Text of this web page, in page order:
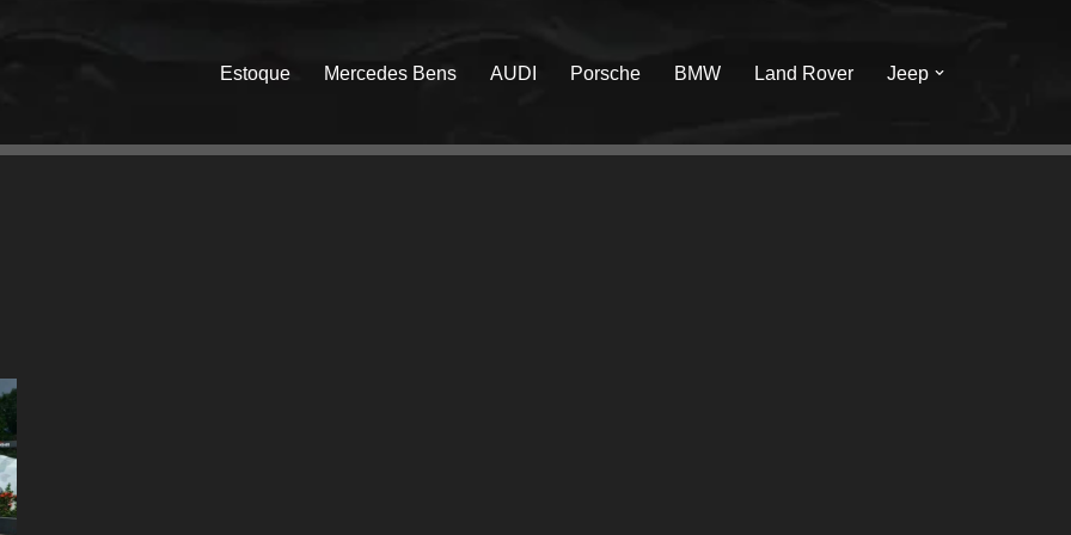
Estoque Mercedes Bens AUDI Porsche BMW Land Rover Jeep